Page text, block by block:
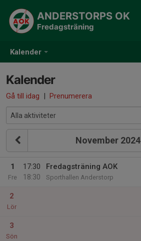
Kalender
ANDERSTORPS OK
Fredagsträning
Kalender
Gå till idag | Prenumerera
November 2024
1
Fre
17:30
18:30
Fredagsträning AOK
Sporthallen Anderstorp
2
Lör
3
Sön